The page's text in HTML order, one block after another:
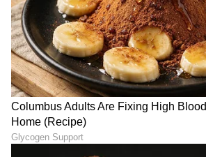
ಅನ್ನು ಶ್ರೇಣಿಯಾದ್ಯಂತ
ಸಹಾಯ ಸೇವೆಯನ್ನು ಒದಗಿಸಲು SOS
ಹೋಲ್ಡ್ನೊಂದಿಗೆ ಎಲೆಕ್ಟ್ರಾನಿಕ್ ಪಾರ್ಕಿಂಗ್
ಸರೌಂಡ್ ವ್ಯೂ ಕ್ಯಾಮೆರಾ ಸಿಸ್ಟಮ್
ವ್ಯೂ ಮಾನಿಟರ್ ಜೊತೆಗೆ ಪ್ರಾದೇಶಿಕ
ಪಾರ್ಕಿಂಗ್ ಸುಲಭ